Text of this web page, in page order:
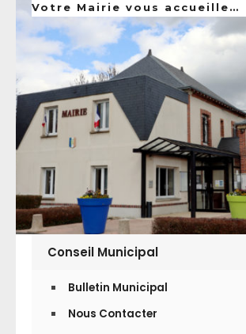
Votre Mairie vous accueille…
Conseil Municipal
Bulletin Municipal
Nous Contacter